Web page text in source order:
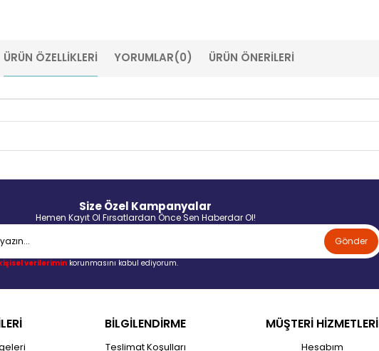
ÜRÜN ÖZELLIKLERI YORUMLAR(0) ÜRÜN ÖNERILERI
Size Özel Kampanyalar
Hemen Kayıt Ol Fırsatlardan Önce Sen Haberdar Ol!
Gönder
verileriminkorunmasını kabul ediyorum.
BİLGİLENDİRME
Teslimat Koşulları
MÜŞTERİ HİZMETLERİ
Hesabım